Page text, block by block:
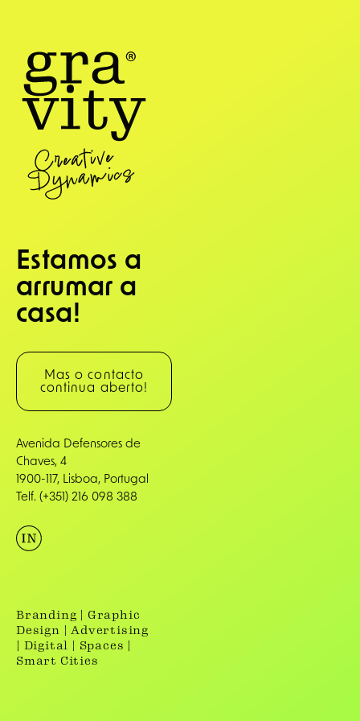
Estamos a
arrumar a
casa!
Mas o contacto
continua aberto!
Avenida Defensores de
Chaves, 4
1900-117, Lisboa, Portugal
Telf. (+351) 216 098 388
Branding | Graphic
Design | Advertising
| Digital | Spaces |
Smart Cities